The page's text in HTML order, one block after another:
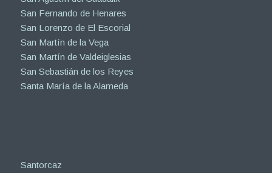
San Fernando de Henares
San Lorenzo de El Escorial
San Martín de la Vega
San Martín de Valdeiglesias
San Sebastián de los Reyes
Santa María de la Alameda
Santorcaz